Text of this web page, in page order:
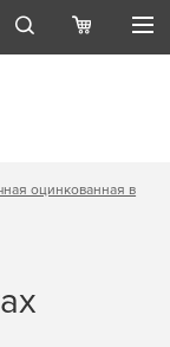
оцинкованная в